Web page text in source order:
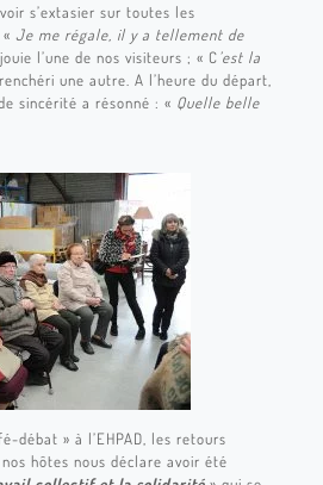
s’extasier sur toutes les
Je me régale, il y a tellement de
l’une de nos visiteurs ; « C’est la
une autre. A l’heure du départ,
sincérité a résonné : « Quelle belle
débat » à l’EHPAD, les retours
hôtes nous déclare avoir été